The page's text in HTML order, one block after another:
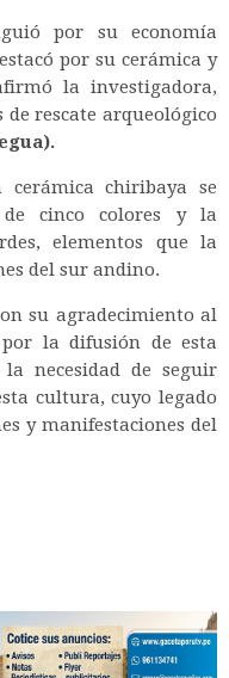
por su economía
por su cerámica y
la investigadora,
rescate arqueológico
chiribaya se
cinco colores y la
elementos que la
del sur andino.
su agradecimiento al
por la difusión de esta
necesidad de seguir
cultura, cuyo legado
y manifestaciones del